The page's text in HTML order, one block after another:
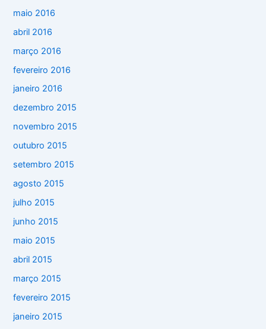
maio 2016
abril 2016
março 2016
fevereiro 2016
janeiro 2016
dezembro 2015
novembro 2015
outubro 2015
setembro 2015
agosto 2015
julho 2015
junho 2015
maio 2015
abril 2015
março 2015
fevereiro 2015
janeiro 2015